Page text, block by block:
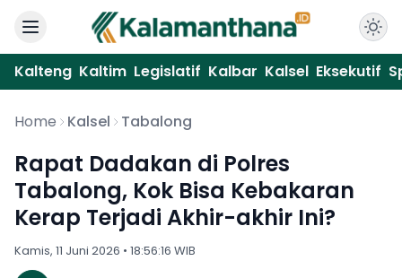
Kalteng Kaltim Legislatif Kalbar Kalsel Eksekutif
Home Kalsel Tabalong
Rapat Dadakan di Polres
Tabalong, Kok Bisa Kebakaran
Kerap Terjadi Akhir-akhir Ini?
Kamis, 11 Juni 2026 • 18:56:16 WIB